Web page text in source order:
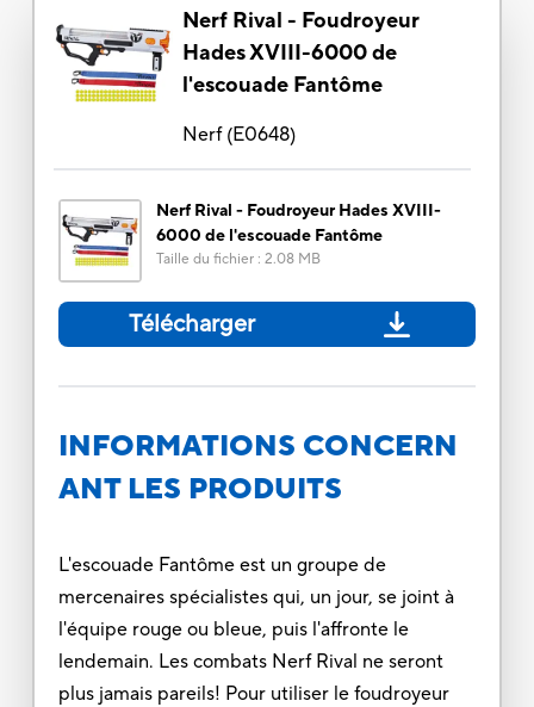
Nerf Rival - Foudroyeur
Hades XVIII-6000 de
l'escouade Fantôme
Nerf(E0648)
Nerf Rival - Foudroyeur Hades XVIII-
6000 de l'escouade Fantôme
Taille du fichier: 2.08 MB
Télécharger
INFORMATIONS CONCERN
ANT LES PRODUITS
L'escouade Fantôme est un groupe de
mercenaires spécialistes qui, un jour, se joint à
l'équipe rouge ou bleue, puis l'affronte le
lendemain. Les combats Nerf Rival ne seront
plus jamais pareils! Pour utiliser le foudroyeur